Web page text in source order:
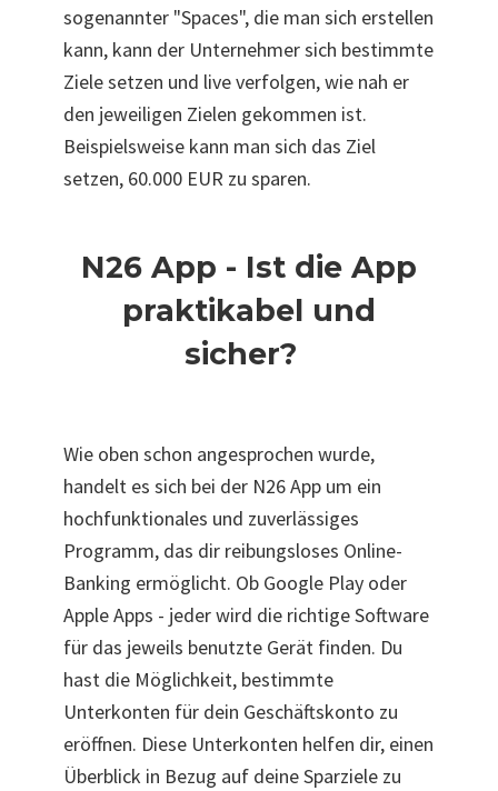
sogenannter "Spaces", die man sich erstellen
kann, kann der Unternehmer sich bestimmte
Ziele setzen und live verfolgen, wie nah er
den jeweiligen Zielen gekommen ist.
Beispielsweise kann man sich das Ziel
setzen, 60.000 EUR zu sparen.
N26 App - Ist die App
praktikabel und
sicher?
Wie oben schon angesprochen wurde,
handelt es sich bei der N26 App um ein
hochfunktionales und zuverlässiges
Programm, das dir reibungsloses Online-
Banking ermöglicht. Ob Google Play oder
Apple Apps - jeder wird die richtige Software
für das jeweils benutzte Gerät finden. Du
hast die Möglichkeit, bestimmte
Unterkonten für dein Geschäftskonto zu
eröffnen. Diese Unterkonten helfen dir, einen
Überblick in Bezug auf deine Sparziele zu